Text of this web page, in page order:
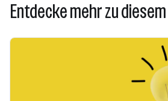
Entdecke mehr zu